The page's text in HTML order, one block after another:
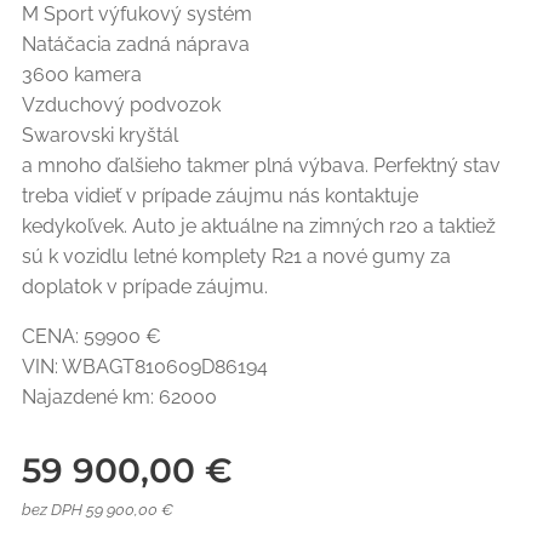
M Sport výfukový systém
Natáčacia zadná náprava
360o kamera
Vzduchový podvozok
Swarovski kryštál
a mnoho ďalšieho takmer plná výbava. Perfektný stav
treba vidieť v prípade záujmu nás kontaktuje
kedykoľvek. Auto je aktuálne na zimných r20 a taktiež
sú k vozidlu letné komplety R21 a nové gumy za
doplatok v prípade záujmu.
CENA: 59900 €
VIN: WBAGT810609D86194
Najazdené km: 62000
59 900,00 €
bez DPH 59 900,00 €